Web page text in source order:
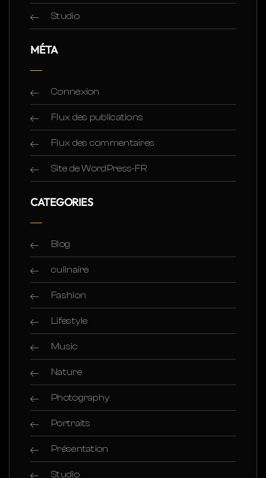
Studio
MÉTA
Connexion
Flux des publications
Flux des commentaires
Site de WordPress-FR
CATEGORIES
Blog
culinaire
Fashion
Lifestyle
Music
Nature
Photography
Portraits
Présentation
Studio